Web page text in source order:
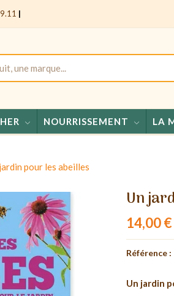
|
NOURRISSEMENT LA
pour les abeilles
Un
14,00 €
Référence :
Un jardin